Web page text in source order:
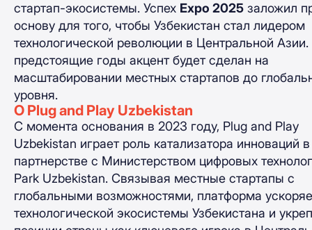
стартап-экосистемы. Успех Expo 2025 заложил
основу для того, чтобы Узбекистан стал лидером
технологической революции в Центральной
предстоящие годы акцент будет сделан на
масштабировании местных стартапов до
уровня.
О Plug and Play Uzbekistan
С момента основания в 2023 году, Plug and Play
Uzbekistan играет роль катализатора инноваций в
партнерстве с Министерством цифровых
Park Uzbekistan. Связывая местные стартапы с
глобальными возможностями, платформа
технологической экосистемы Узбекистана и